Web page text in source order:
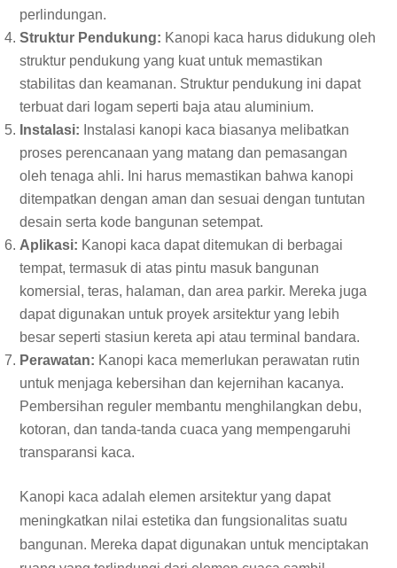
perlindungan.
Struktur Pendukung: Kanopi kaca harus didukung oleh
struktur pendukung yang kuat untuk memastikan
stabilitas dan keamanan. Struktur pendukung ini dapat
terbuat dari logam seperti baja atau aluminium.
Instalasi: Instalasi kanopi kaca biasanya melibatkan
proses perencanaan yang matang dan pemasangan
oleh tenaga ahli. Ini harus memastikan bahwa kanopi
ditempatkan dengan aman dan sesuai dengan tuntutan
desain serta kode bangunan setempat.
Aplikasi: Kanopi kaca dapat ditemukan di berbagai
tempat, termasuk di atas pintu masuk bangunan
komersial, teras, halaman, dan area parkir. Mereka juga
dapat digunakan untuk proyek arsitektur yang lebih
besar seperti stasiun kereta api atau terminal bandara.
Perawatan: Kanopi kaca memerlukan perawatan rutin
untuk menjaga kebersihan dan kejernihan kacanya.
Pembersihan reguler membantu menghilangkan debu,
kotoran, dan tanda-tanda cuaca yang mempengaruhi
transparansi kaca.
Kanopi kaca adalah elemen arsitektur yang dapat
meningkatkan nilai estetika dan fungsionalitas suatu
bangunan. Mereka dapat digunakan untuk menciptakan